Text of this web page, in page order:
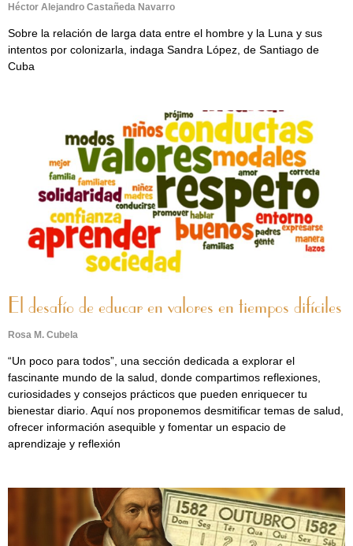
Héctor Alejandro Castañeda Navarro
Sobre la relación de larga data entre el hombre y la Luna y sus
intentos por colonizarla, indaga Sandra López, de Santiago de
Cuba
El desafío de educar en valores en tiempos difíciles
Rosa M. Cubela
“Un poco para todos”, una sección dedicada a explorar el
fascinante mundo de la salud, donde compartimos reflexiones,
curiosidades y consejos prácticos que pueden enriquecer tu
bienestar diario. Aquí nos proponemos desmitificar temas de salud,
ofrecer información asequible y fomentar un espacio de
aprendizaje y reflexión